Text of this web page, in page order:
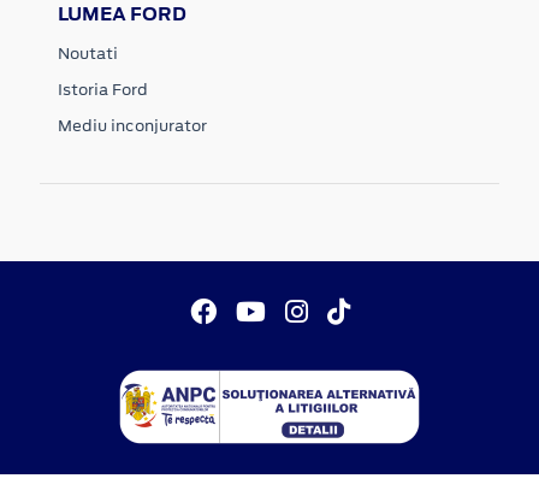
LUMEA FORD
Noutati
Istoria Ford
Mediu inconjurator